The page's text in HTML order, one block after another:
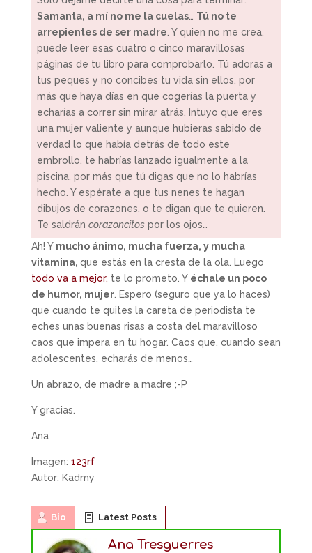
Samanta, a mí no me la cuelas… Tú no te
arrepientes de ser madre . Y quien no me crea,
puede leer esas cuatro o cinco maravillosas
páginas de tu libro para comprobarlo. Tú adoras a
tus peques y no concibes tu vida sin ellos, por
más que haya días en que cogerías la puerta y
echarías a correr sin mirar atrás. Intuyo que eres
una mujer valiente y aunque hubieras sabido de
verdad lo que había detrás de todo este
embrollo, te habrías lanzado igualmente a la
piscina, por más que tú digas que no lo habrías
hecho. Y espérate a que tus nenes te hagan
dibujos de corazones, o te digan que te quieren.
Te saldrán corazoncitospor los ojos…
Ah! Ymucho ánimo, mucha fuerza, y mucha
vitamina, que estás en la cresta de la ola. Luego
todo va a mejor, te lo prometo. Y échale un poco
de humor, mujer. Espero (seguro que ya lo haces)
que cuando te quites la careta de periodista te
eches unas buenas risas a costa del maravilloso
caos que impera en tu hogar. Caos que, cuando sean
adolescentes, echarás de menos…
Un abrazo, de madre a madre ;-P
Y gracias.
Ana
Imagen: 123rf
Autor: Kadmy
Bio Latest Posts
Ana Tresguerres